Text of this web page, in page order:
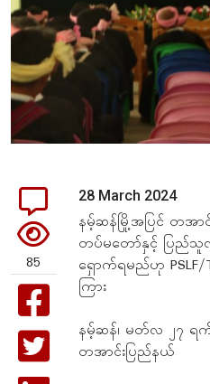
85
28 March 2024
နမ့်ဆန်မြို့အပြင် တအ
တပ်မတော်နှင့် ပြည်သူလူ
ရှောက်ရမည်ဟု PSLF/
ကြား
နမ့်ဆန်၊ မတ်လ ၂၇ ရ
တအာင်းပြည်နယ်